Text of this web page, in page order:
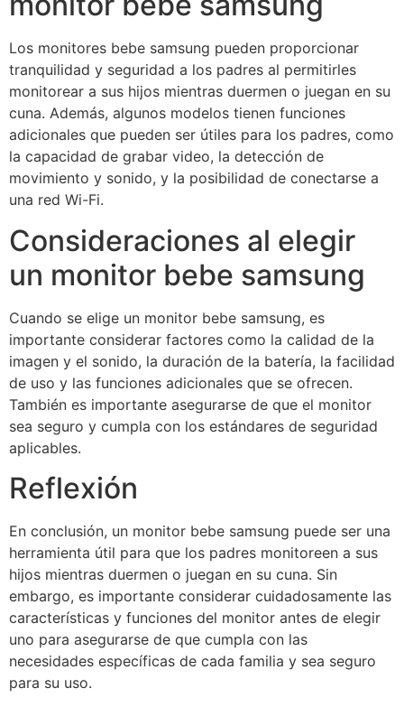
Los monitores bebe samsung pueden proporcionar
tranquilidad y seguridad a los padres al permitirles
monitorear a sus hijos mientras duermen o juegan en su
cuna. Además, algunos modelos tienen funciones
adicionales que pueden ser útiles para los padres, como
la capacidad de grabar video, la detección de
movimiento y sonido, y la posibilidad de conectarse a
una red Wi-Fi.
Consideraciones al elegir
un monitor bebe samsung
Cuando se elige un monitor bebe samsung, es
importante considerar factores como la calidad de la
imagen y el sonido, la duración de la batería, la facilidad
de uso y las funciones adicionales que se ofrecen.
También es importante asegurarse de que el monitor
sea seguro y cumpla con los estándares de seguridad
aplicables.
Reflexión
En conclusión, un monitor bebe samsung puede ser una
herramienta útil para que los padres monitoreen a sus
hijos mientras duermen o juegan en su cuna. Sin
embargo, es importante considerar cuidadosamente las
características y funciones del monitor antes de elegir
uno para asegurarse de que cumpla con las
necesidades específicas de cada familia y sea seguro
para su uso.